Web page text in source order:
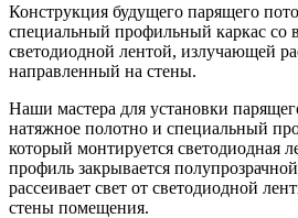
Конструкция будущего парящего
специальный профильный каркас со
светодиодной лентой, излучающей
направленный на стены.
Наши мастера для установки
натяжное полотно и специальный
который монтируется светодиодная
профиль закрывается
рассеивает свет от светодиодной
стены помещения.